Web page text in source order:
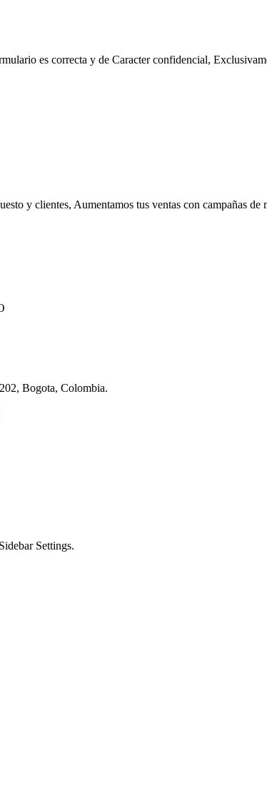
es correcta y de Caracter confidencial,
y clientes, Aumentamos tus ventas con campañas
Bogota, Colombia.
Settings.